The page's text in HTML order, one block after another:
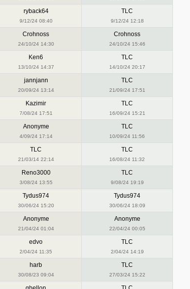
ryback64
9/12/24 08:40
TLC
9/12/24 12:18
Crohnoss
24/10/24 14:30
Crohnoss
24/10/24 15:46
Ken6
13/10/24 14:37
TLC
14/10/24 20:17
jannjann
20/09/24 13:14
TLC
21/09/24 17:51
Kazimir
7/08/24 17:51
TLC
16/09/24 15:21
Anonyme
4/09/24 17:14
TLC
10/09/24 11:56
TLC
21/03/14 22:14
TLC
16/08/24 11:32
Reno3000
3/08/24 13:55
TLC
9/08/24 19:19
Tydus974
30/06/24 15:20
Tydus974
30/06/24 18:09
Anonyme
21/04/24 01:04
Anonyme
22/04/24 00:05
edvo
2/04/24 11:35
TLC
2/04/24 14:19
harb
30/08/23 09:04
TLC
27/03/24 15:22